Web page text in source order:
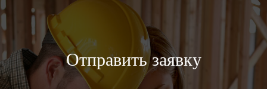
Отправить заявку